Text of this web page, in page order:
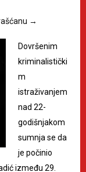
→
Dovršenim
kriminalistički
m
istraživanjem
nad 22-
godišnjakom
sumnja se da
je počinio
između 29.